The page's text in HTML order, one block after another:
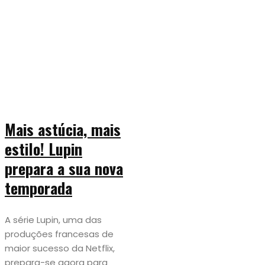
Mais astúcia, mais
estilo! Lupin
prepara a sua nova
temporada
A série Lupin, uma das
produções francesas de
maior sucesso da Netflix,